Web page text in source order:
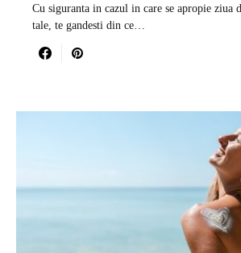
Cu siguranta in cazul in care se apropie ziua
tale, te gandesti din ce…